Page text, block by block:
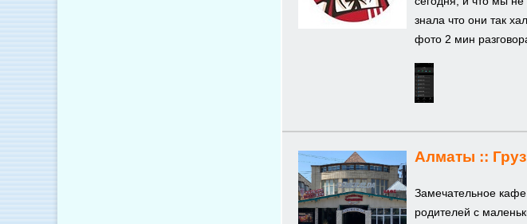
знала что они так
фото 2 мин
Алматы ::
Замечательное
родителей с